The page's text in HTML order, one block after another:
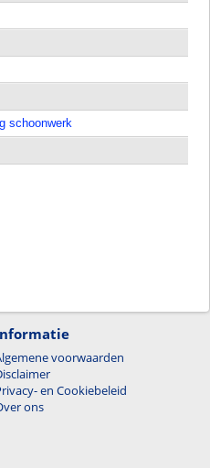
schoonwerk
voorwaarden
en Cookiebeleid
ons